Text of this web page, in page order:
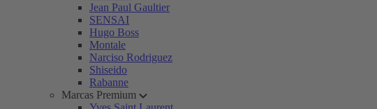
Jean Paul Gaultier
SENSAI
Hugo Boss
Montale
Narciso Rodriguez
Shiseido
Rabanne
Marcas Premium